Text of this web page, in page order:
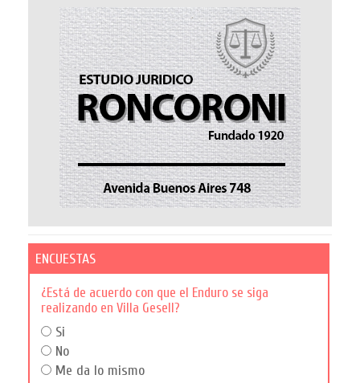
ENCUESTAS
¿Está de acuerdo con que el Enduro se siga
realizando en Villa Gesell?
Si
No
Me da lo mismo